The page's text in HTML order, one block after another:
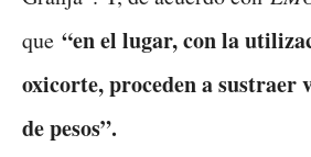
que “en el lugar, con la
oxicorte, proceden a sustraer
de pesos”.